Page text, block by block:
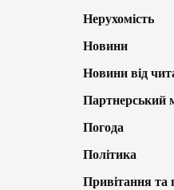
Нерухомість
Новини
Новини від
Партнерський
Погода
Політика
Привітання та